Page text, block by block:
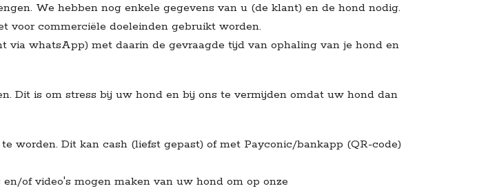
We hebben nog enkele gegevens van u (de klant) en de hond nodig.
voor commerciële doeleinden gebruikt worden.
via whatsApp) met daarin de gevraagde tijd van ophaling van je hond en
Dit is om stress bij uw hond en bij ons te vermijden omdat uw hond dan
worden. Dit kan cash (liefst gepast) of met Payconic/bankapp (QR-code)
of video's mogen maken van uw hond om op onze